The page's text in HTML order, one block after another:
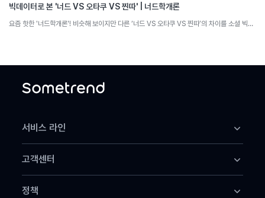
빅데이터로 본 '너드 VS 오타쿠 VS 찐따' | 너드학개론
요즘 핫한 '너드학개론'! 비슷해 보이지만 다른 ‘너드 VS 오타쿠 VS 찐따’의 차이를 소셜 빅데이터로 분석해 봅니다.
서비스 라인
썸트렌드 클라우드
고객센터
공지사항
정책